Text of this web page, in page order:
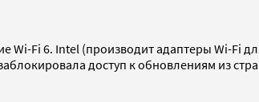
Wi-Fi 6. Intel (производит адаптеры Wi-Fi
доступ к обновлениям из